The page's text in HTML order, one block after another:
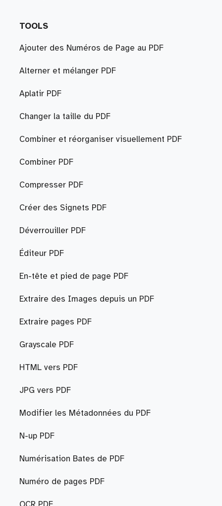
TOOLS
Ajouter des Numéros de Page au PDF
Alterner et mélanger PDF
Aplatir PDF
Changer la taille du PDF
Combiner et réorganiser visuellement PDF
Combiner PDF
Compresser PDF
Créer des Signets PDF
Déverrouiller PDF
Éditeur PDF
En-tête et pied de page PDF
Extraire des Images depuis un PDF
Extraire pages PDF
Grayscale PDF
HTML vers PDF
JPG vers PDF
Modifier les Métadonnées du PDF
N-up PDF
Numérisation Bates de PDF
Numéro de pages PDF